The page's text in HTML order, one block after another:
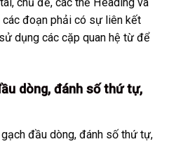
các đoạn phải có sự liên kết
dụng các cặp quan hệ từ để
dòng, đánh số thứ tự,
đầu dòng, đánh số thứ tự,